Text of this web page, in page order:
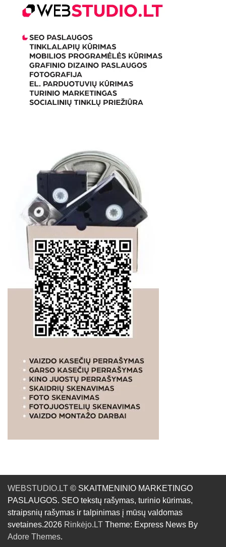
WEBSTUDIO.LT © SKAITMENINIO MARKETINGO
PASLAUGOS. SEO tekstų rašymas, turinio kūrimas,
straipsnių rašymas ir talpinimas į mūsų valdomas
svetaines.2026 Rinkėjo.LT Theme: Express News By
Adore Themes.